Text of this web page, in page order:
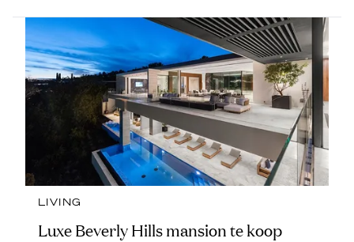
LIVING
Luxe Beverly Hills mansion te koop